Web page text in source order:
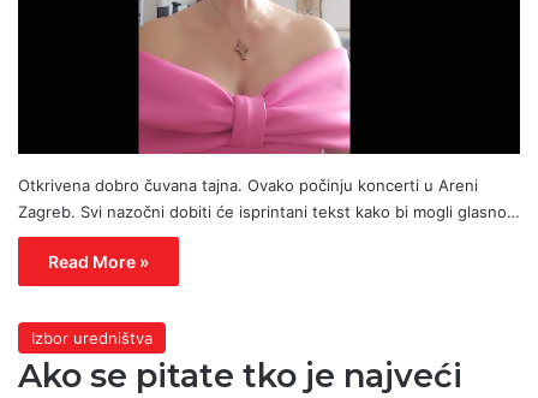
Otkrivena dobro čuvana tajna. Ovako počinju koncerti u Areni
Zagreb. Svi nazočni dobiti će isprintani tekst kako bi mogli glasno…
Read More »
Izbor uredništva
Ako se pitate tko je najveći